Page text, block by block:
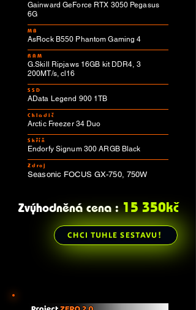
Gainward GeForce RTX 3050 Pegasus
6G
MB
AsRock B550 Phantom Gaming 4
RAM
G.Skill Ripjaws 16GB kit DDR4, 3
200MT/s, cl16
SSD
AData Legend 900 1TB
Chladič
Arctic Freezer 34 Duo
Skříň
Endorfy Signum 300 ARGB Black
Zdroj
Seasonic FOCUS GX-750, 750W
Zvýhodněná cena : 15 350kč
CHCI TUHLE SESTAVU!